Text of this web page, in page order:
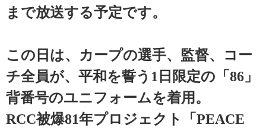
まで放送する予定です。
この日は、カープの選手、監督、コー
チ全員が、平和を誓う1日限定の「86」
背番号のユニフォームを着用。
RCC被爆81年プロジェクト「PEACE